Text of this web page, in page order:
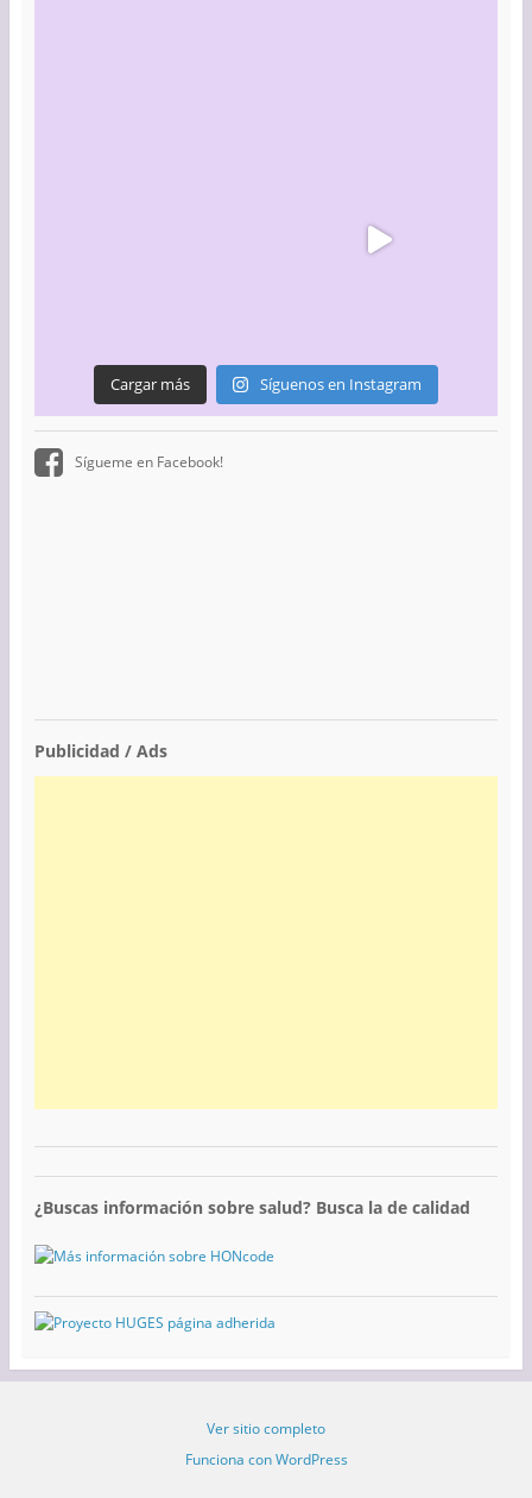
Cargar más Síguenos en Instagram
Sígueme en Facebook!
Publicidad / Ads
¿Buscas información sobre salud? Busca la de calidad
Ver sitio completo
Funciona con WordPress